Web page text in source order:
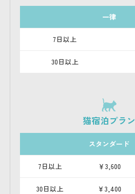
一律
7日以上
30日以上
猫宿泊プラン
スタンダード
7日以上 ￥3,600
30日以上 ￥3,400